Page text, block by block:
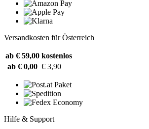
Versandkosten für Österreich
ab € 59,00 kostenlos
ab € 0,00 € 3,90
Hilfe & Support